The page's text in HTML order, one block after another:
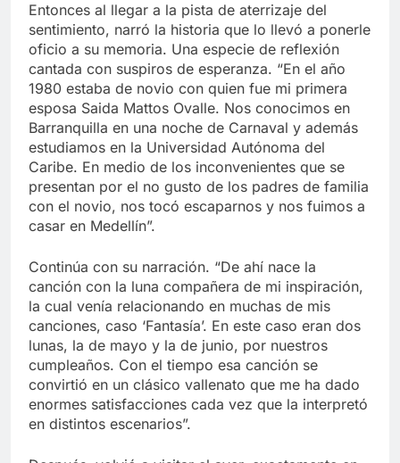
Entonces al llegar a la pista de aterrizaje del
sentimiento, narró la historia que lo llevó a ponerle
oficio a su memoria. Una especie de reflexión
cantada con suspiros de esperanza. “En el año
1980 estaba de novio con quien fue mi primera
esposa Saida Mattos Ovalle. Nos conocimos en
Barranquilla en una noche de Carnaval y además
estudiamos en la Universidad Autónoma del
Caribe. En medio de los inconvenientes que se
presentan por el no gusto de los padres de familia
con el novio, nos tocó escaparnos y nos fuimos a
casar en Medellín”.
Continúa con su narración. “De ahí nace la
canción con la luna compañera de mi inspiración,
la cual venía relacionando en muchas de mis
canciones, caso ‘Fantasía’. En este caso eran dos
lunas, la de mayo y la de junio, por nuestros
cumpleaños. Con el tiempo esa canción se
convirtió en un clásico vallenato que me ha dado
enormes satisfacciones cada vez que la interpretó
en distintos escenarios”.